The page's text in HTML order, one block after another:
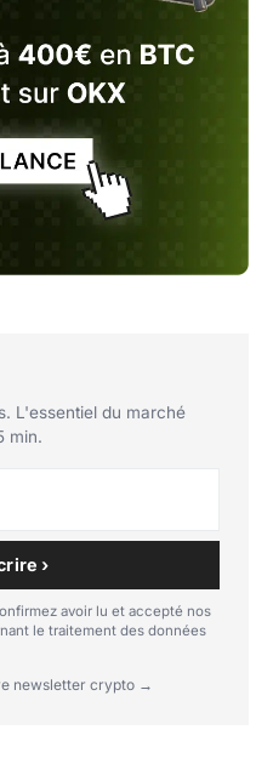
L'essentiel du marché
min.
›
avoir lu et accepté nos
le traitement des données
newsletter crypto →